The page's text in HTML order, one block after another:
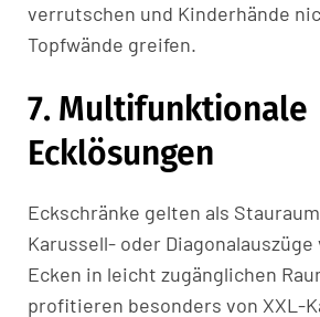
verrutschen und Kinderhände
Topfwände greifen.
7. Multifunktionale
Ecklösungen
Eckschränke gelten als
Karussell- oder
Ecken in leicht zugänglichen
profitieren besonders von XXL-